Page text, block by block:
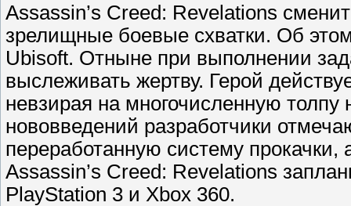
Assassin’s Creed: Revelations
зрелищные боевые схватки. Об
Ubisoft. Отныне при выполнении
выслеживать жертву. Герой
невзирая на многочисленную
нововведений разработчики
переработанную систему
Assassin’s Creed: Revelations
PlayStation 3 и Xbox 360.